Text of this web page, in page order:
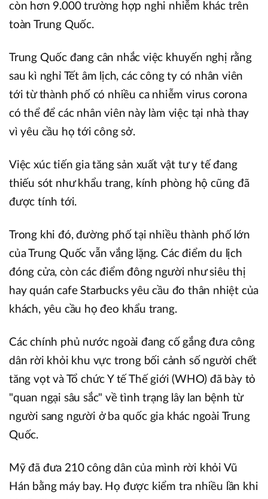
còn hơn 9.000 trường hợp nghi nhiễm khác trên
toàn Trung Quốc.
Trung Quốc đang cân nhắc việc khuyến nghị rằng
sau kì nghỉ Tết âm lịch, các công ty có nhân viên
tới từ thành phố có nhiều ca nhiễm virus corona
có thể để các nhân viên này làm việc tại nhà thay
vì yêu cầu họ tới công sở.
Việc xúc tiến gia tăng sản xuất vật tư y tế đang
thiếu sót như khẩu trang, kính phòng hộ cũng đã
được tính tới.
Trong khi đó, đường phố tại nhiều thành phố lớn
của Trung Quốc vẫn vắng lặng. Các điểm du lịch
đóng cửa, còn các điểm đông người như siêu thị
hay quán cafe Starbucks yêu cầu đo thân nhiệt của
khách, yêu cầu họ đeo khẩu trang.
Các chính phủ nước ngoài đang cố gắng đưa công
dân rời khỏi khu vực trong bối cảnh số người chết
tăng vọt và Tổ chức Y tế Thế giới (WHO) đã bày tỏ
"quan ngại sâu sắc" về tình trạng lây lan bệnh từ
người sang người ở ba quốc gia khác ngoài Trung
Quốc.
Mỹ đã đưa 210 công dân của mình rời khỏi Vũ
Hán bằng máy bay. Họ được kiểm tra nhiều lần khi